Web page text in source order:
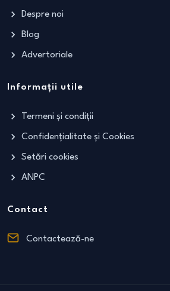
Despre noi
Blog
Advertoriale
Informații utile
Termeni și condiții
Confidențialitate și Cookies
Setări cookies
ANPC
Contact
Contactează-ne